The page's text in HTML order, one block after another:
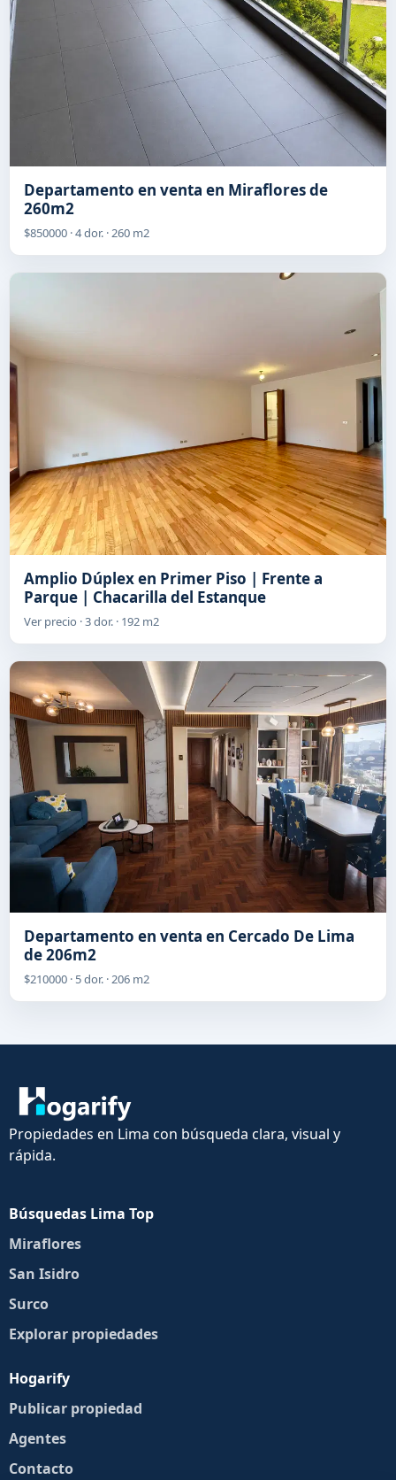
Departamento en venta en Miraflores de
260m2
$850000 · 4 dor. · 260 m2
Amplio Dúplex en Primer Piso | Frente a
Parque | Chacarilla del Estanque
Ver precio · 3 dor. · 192 m2
Departamento en venta en Cercado De Lima
de 206m2
$210000 · 5 dor. · 206 m2
Propiedades en Lima con búsqueda clara, visual y
rápida.
Búsquedas Lima Top
Miraflores
San Isidro
Surco
Explorar propiedades
Hogarify
Publicar propiedad
Agentes
Contacto